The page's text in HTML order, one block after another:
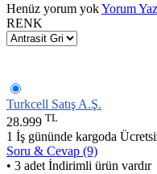
Henüz yorum yokYorum Yaz
RENK
Turkcell Satış A.Ş.
28.999 TL
1 İş gününde kargoda
Soru & Cevap (9)
• 3 adet İndirimli ürün vardır